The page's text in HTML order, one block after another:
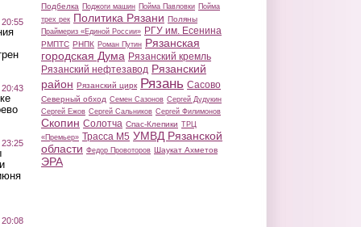
Подбелка Поджоги машин Пойма Павловки Пойма
трех рек Политика Рязани Поляны
Праймериз «Единой России» РГУ им. Есенина
РМПТС РНПК Роман Путин Рязанская
городская Дума Рязанский кремль
Рязанский нефтезавод Рязанский
район Рязанский цирк Рязань Сасово
Северный обход Семен Сазонов Сергей Дудукин
Сергей Ежов Сергей Сальников Сергей Филимонов
Скопин Солотча Спас-Клепики ТРЦ
«Премьер» Трасса М5 УМВД Рязанской
области Федор Провоторов Шаукат Ахметов
ЭРА